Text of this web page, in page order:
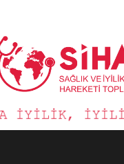
Sağlık
ve
İyilik